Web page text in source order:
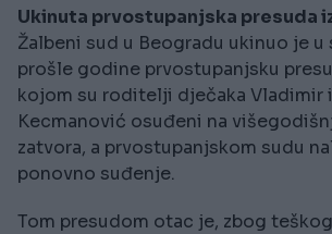
Ukinuta prvostupanjska presuda
Žalbeni sud u Beogradu ukinuo je
prošle godine prvostupanjsku
kojom su roditelji dječaka Vladimir
Kecmanović osuđeni na
zatvora, a prvostupanjskom sudu
ponovno suđenje.
Tom presudom otac je, zbog